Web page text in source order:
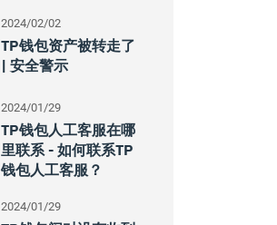
2024/02/02
TP钱包资产被转走了
| 安全警示
2024/01/29
TP钱包人工客服在哪
里联系 - 如何联系TP
钱包人工客服？
2024/01/29